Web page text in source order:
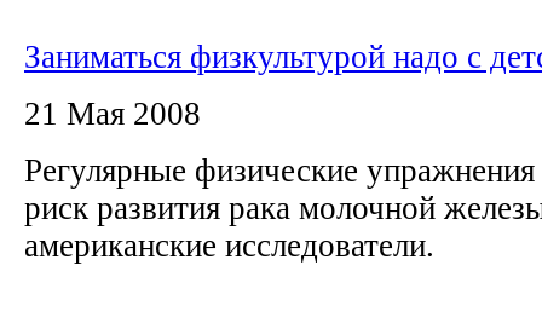
Заниматься физкультурой надо с
21 Мая 2008
Регулярные физические
риск развития рака молочной
американские исследователи.